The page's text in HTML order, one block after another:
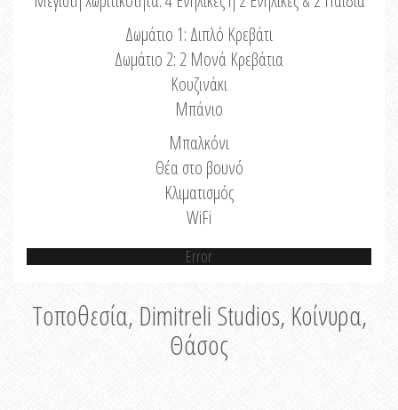
Δωμάτιο 1: Διπλό Κρεβάτι
Δωμάτιο 2: 2 Μονά Κρεβάτια
Κουζινάκι
Μπάνιο
Μπαλκόνι
Θέα στο βουνό
Κλιματισμός
WiFi
Error
Τοποθεσία, Dimitreli Studios, Κοίνυρα,
Θάσος